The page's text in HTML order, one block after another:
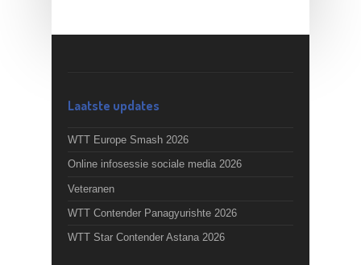
Laatste updates
WTT Europe Smash 2026
Online infosessie sociale media 2026
Veteranen
WTT Contender Panagyurishte 2026
WTT Star Contender Astana 2026